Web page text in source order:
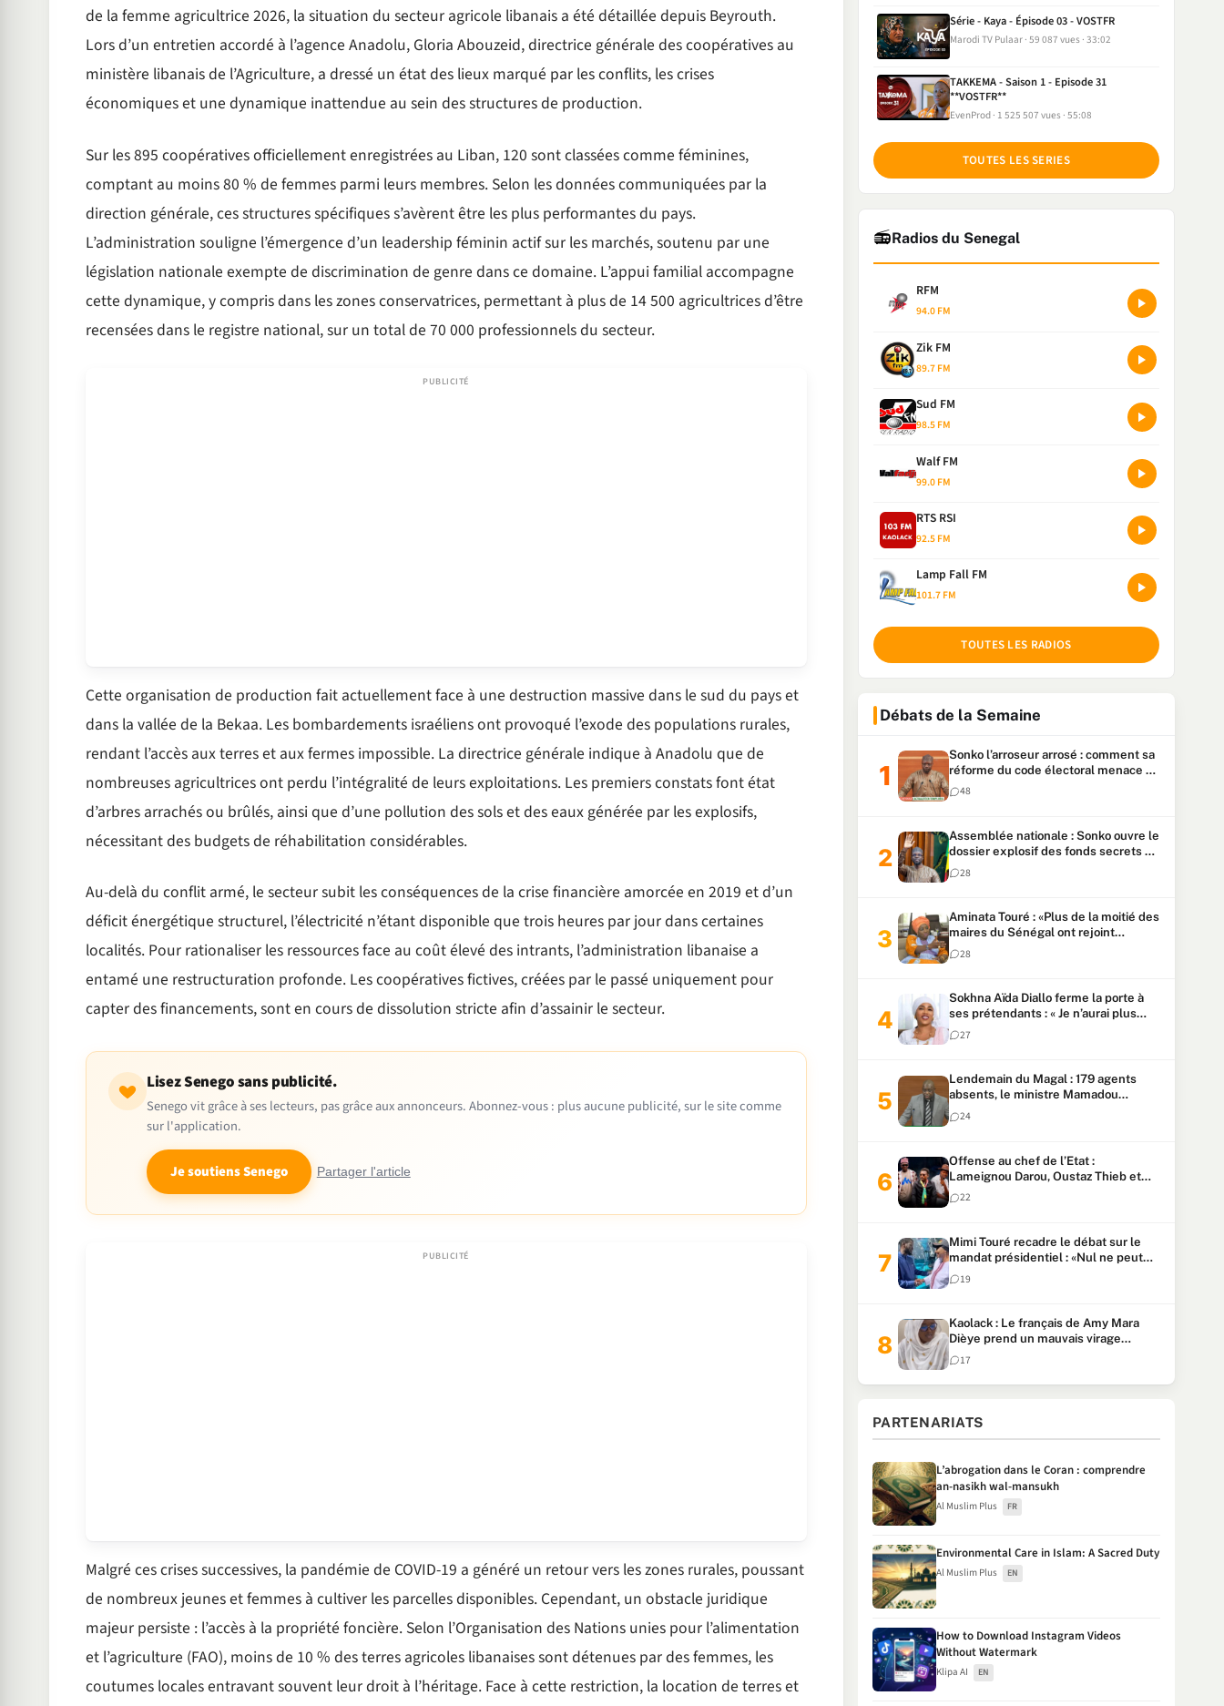
de la femme agricultrice 2026, la situation du secteur agricole libanais a été détaillée depuis Beyrouth.
Lors d’un entretien accordé à l’agence Anadolu, Gloria Abouzeid, directrice générale des coopératives au
ministère libanais de l’Agriculture, a dressé un état des lieux marqué par les conflits, les crises
économiques et une dynamique inattendue au sein des structures de production.
Sur les 895 coopératives officiellement enregistrées au Liban, 120 sont classées comme féminines,
comptant au moins 80 % de femmes parmi leurs membres. Selon les données communiquées par la
direction générale, ces structures spécifiques s’avèrent être les plus performantes du pays.
L’administration souligne l’émergence d’un leadership féminin actif sur les marchés, soutenu par une
législation nationale exempte de discrimination de genre dans ce domaine. L’appui familial accompagne
cette dynamique, y compris dans les zones conservatrices, permettant à plus de 14 500 agricultrices d’être
recensées dans le registre national, sur un total de 70 000 professionnels du secteur.
Cette organisation de production fait actuellement face à une destruction massive dans le sud du pays et
dans la vallée de la Bekaa. Les bombardements israéliens ont provoqué l’exode des populations rurales,
rendant l’accès aux terres et aux fermes impossible. La directrice générale indique à Anadolu que de
nombreuses agricultrices ont perdu l’intégralité de leurs exploitations. Les premiers constats font état
d’arbres arrachés ou brûlés, ainsi que d’une pollution des sols et des eaux générée par les explosifs,
nécessitant des budgets de réhabilitation considérables.
Au-delà du conflit armé, le secteur subit les conséquences de la crise financière amorcée en 2019 et d’un
déficit énergétique structurel, l’électricité n’étant disponible que trois heures par jour dans certaines
localités. Pour rationaliser les ressources face au coût élevé des intrants, l’administration libanaise a
entamé une restructuration profonde. Les coopératives fictives, créées par le passé uniquement pour
capter des financements, sont en cours de dissolution stricte afin d’assainir le secteur.
Lisez Senego sans publicité.
Senego vit grâce à ses lecteurs, pas grâce aux annonceurs. Abonnez-vous : plus aucune publicité, sur le site comme
sur l'application.
Je soutiens Senego Partager l'article
Malgré ces crises successives, la pandémie de COVID-19 a généré un retour vers les zones rurales, poussant
de nombreux jeunes et femmes à cultiver les parcelles disponibles. Cependant, un obstacle juridique
majeur persiste : l’accès à la propriété foncière. Selon l’Organisation des Nations unies pour l’alimentation
et l’agriculture (FAO), moins de 10 % des terres agricoles libanaises sont détenues par des femmes, les
coutumes locales entravant souvent leur droit à l’héritage. Face à cette restriction, la location de terres et
Série - Kaya - Épisode 03 - VOSTFR
Marodi TV Pulaar 59 087 vues 33:02
TAKKEMA - Saison 1 - Episode 31
**VOSTFR**
EvenProd 1 525 507 vues 55:08
TOUTES LES SERIES
📻Radios du Senegal
RFM
94.0 FM
Zik FM
89.7 FM
Sud FM
98.5 FM
Walf FM
99.0 FM
RTS RSI
92.5 FM
Lamp Fall FM
101.7 FM
TOUTES LES RADIOS
Débats de la Semaine
Sonko l’arroseur arrosé : comment sa
réforme du code électoral menace sa
candidature
48
Assemblée nationale : Sonko ouvre le
dossier explosif des fonds secrets et
du patrimoine présidentiel
28
Aminata Touré : «Plus de la moitié des
maires du Sénégal ont rejoint
Kiiraay»
28
Sokhna Aïda Diallo ferme la porte à
ses prétendants : « Je n’aurai plus
jamais un autre mari »
27
Lendemain du Magal : 179 agents
absents, le ministre Mamadou
Lamine Dianté exige des explications
24
Offense au chef de l’Etat :
Lameignou Darou, Oustaz Thieb et
Ndiaye Touba lourdement
condamnés
22
Mimi Touré recadre le débat sur le
mandat présidentiel : «Nul ne peut
faire plus de deux mandats
consécutifs de 5 ans»
19
Kaolack : Le français de Amy Mara
Dièye prend un mauvais virage
(Vidéo)
17
PARTENARIATS
L’abrogation dans le Coran : comprendre
an-nasikh wal-mansukh
Al Muslim Plus FR
Environmental Care in Islam: A Sacred Duty
Al Muslim Plus EN
How to Download Instagram Videos
Without Watermark
Klipa AI EN